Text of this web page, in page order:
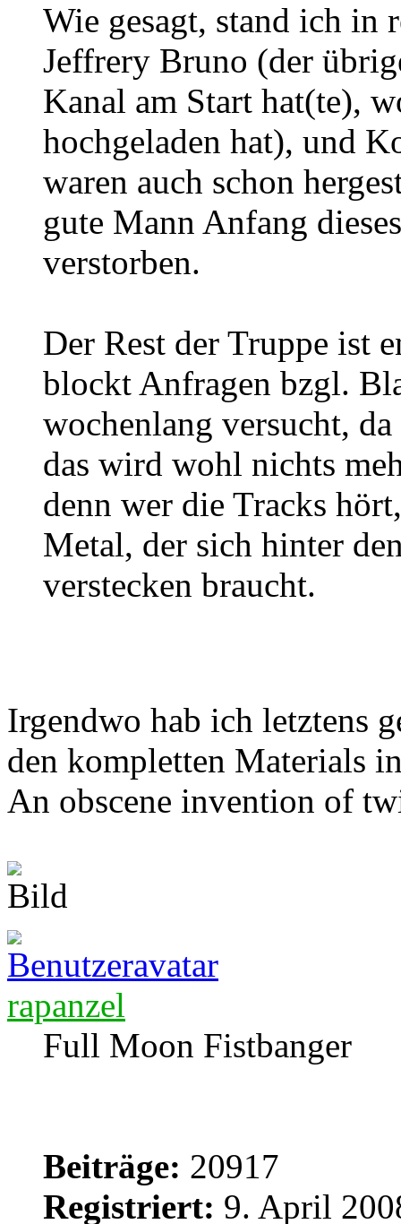
Wie gesagt, stand ich in
Jeffrery Bruno (der
Kanal am Start hat(te),
hochgeladen hat), und
waren auch schon
gute Mann Anfang
verstorben.
Der Rest der Truppe ist
blockt Anfragen bzgl.
wochenlang versucht,
das wird wohl nichts
denn wer die Tracks
Metal, der sich hinter
verstecken braucht.
Irgendwo hab ich letztens
den kompletten Materials
An obscene invention of
rapanzel
Full Moon Fistbanger
Beiträge: 20917
Registriert: 9. April